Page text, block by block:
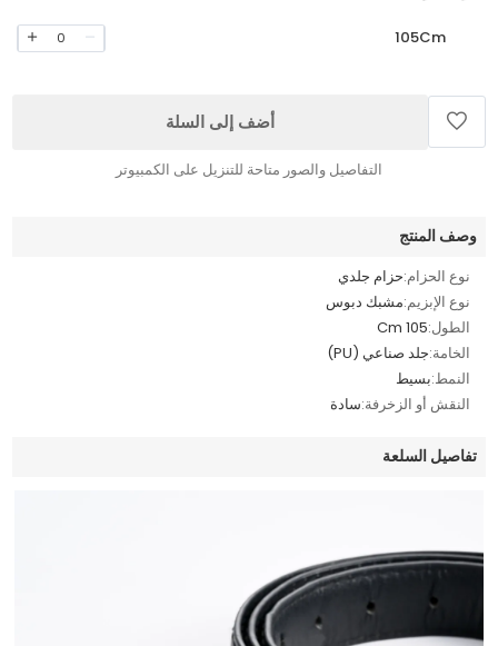
105Cm
0
أضف إلى السلة
التفاصيل والصور متاحة للتنزيل على الكمبيوتر
وصف المنتج
نوع الحزام:حزام جلدي
نوع الإبزيم:مشبك دبوس
الطول:105 Cm
الخامة:جلد صناعي (PU)
النمط:بسيط
النقش أو الزخرفة:سادة
تفاصيل السلعة